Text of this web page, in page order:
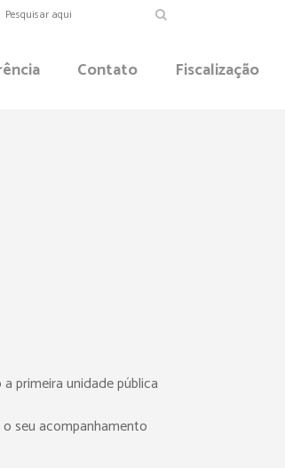
Contato Fiscalização
primeira unidade pública
seu acompanhamento